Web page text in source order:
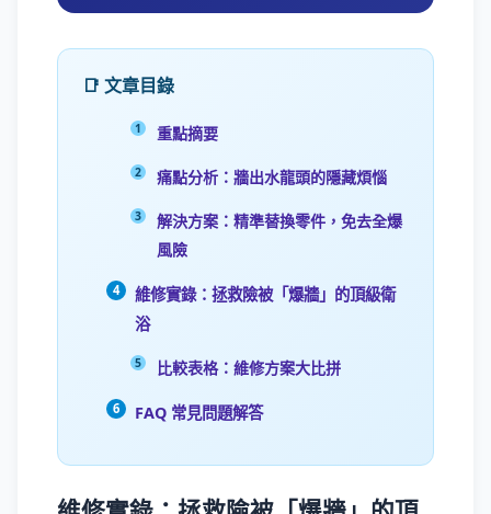
📑 文章目錄
重點摘要
痛點分析：牆出水龍頭的隱藏煩惱
解決方案：精準替換零件，免去全爆
風險
維修實錄：拯救險被「爆牆」的頂級衛
浴
比較表格：維修方案大比拼
FAQ 常見問題解答